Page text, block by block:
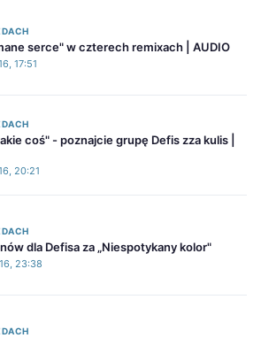
serce" w czterech remixach | AUDIO
17:51
coś" - poznajcie grupę Defis zza kulis |
20:21
dla Defisa za „Niespotykany kolor"
23:38